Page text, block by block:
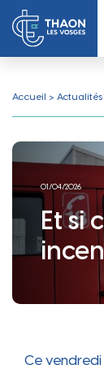
Accueil > Actualités
01/04/2026
Et si
Ce vendredi